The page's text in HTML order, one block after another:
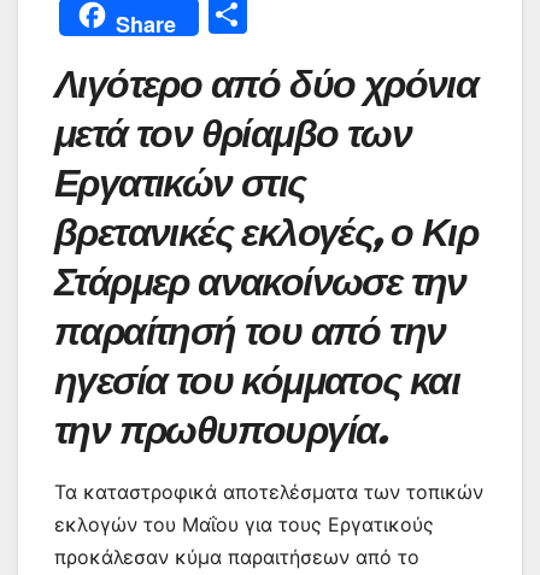
c
e
b
o
o
k
itt
er
at
s
A
p
p
ai
l
e
st
s
e
n
er
gr
a
m
Share
ρ
α
σ
τε
ίτ
ε
Λιγότερο από δύο χρόνια
μετά τον θρίαμβο των
Εργατικών στις
βρετανικές εκλογές, ο Κιρ
Στάρμερ ανακοίνωσε την
παραίτησή του από την
ηγεσία του κόμματος και
την πρωθυπουργία.
Τα καταστροφικά αποτελέσματα των τοπικών
εκλογών του Μαΐου για τους Εργατικούς
προκάλεσαν κύμα παραιτήσεων από το